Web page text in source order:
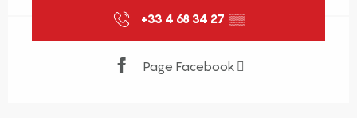
+33 4 68 34 27 ▒▒
Page Facebook